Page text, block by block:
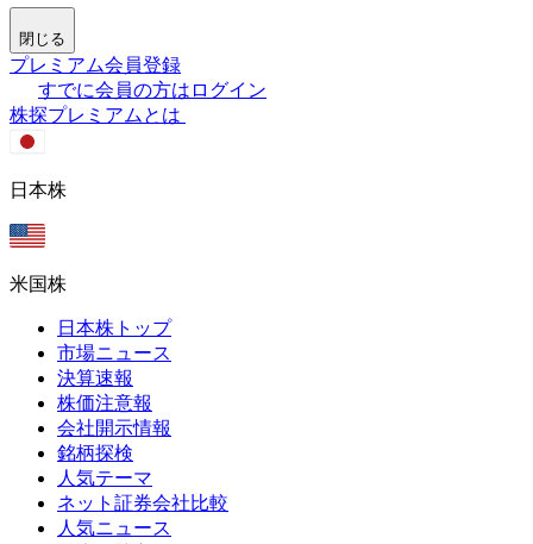
閉じる
プレミアム会員登録
すでに会員の方はログイン
株探プレミアムとは
日本株
米国株
日本株トップ
市場ニュース
決算速報
株価注意報
会社開示情報
銘柄探検
人気テーマ
ネット証券会社比較
人気ニュース